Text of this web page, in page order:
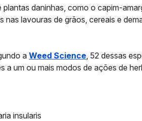
plantas daninhas, como o capim-
nas lavouras de grãos, cereais e
a Weed Science, 52 dessas
a um ou mais modos de ações de
insularis